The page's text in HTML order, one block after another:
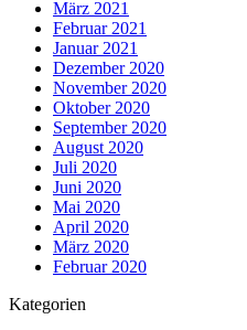
März 2021
Februar 2021
Januar 2021
Dezember 2020
November 2020
Oktober 2020
September 2020
August 2020
Juli 2020
Juni 2020
Mai 2020
April 2020
März 2020
Februar 2020
Kategorien